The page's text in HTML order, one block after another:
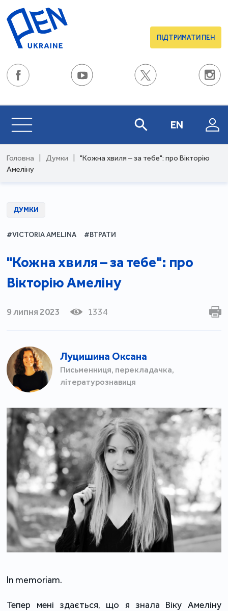
ПІДТРИМАТИ ПЕН
EN
Головна Думки
"Кожна хвиля – за тебе": про Вікторію
Амеліну
ДУМКИ
#VICTORIA AMELINA #ВТРАТИ
"Кожна хвиля – за тебе": про
Вікторію Амеліну
9 липня 2023 1334
Луцишина Оксана
Письменниця, перекладачка,
літературознавиця
In memoriam.
Тепер мені здається, що я знала Віку Амеліну